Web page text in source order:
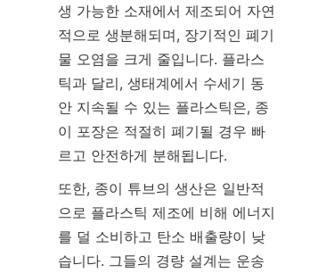
생 가능한 소재에서 제조되어 자연
적으로 생분해되며, 장기적인 폐기
물 오염을 크게 줄입니다. 플라스
틱과 달리, 생태계에서 수세기 동
안 지속될 수 있는 플라스틱은, 종
이 포장은 적절히 폐기될 경우 빠
르고 안전하게 분해됩니다.
또한, 종이 튜브의 생산은 일반적
으로 플라스틱 제조에 비해 에너지
를 덜 소비하고 탄소 배출량이 낮
습니다. 그들의 경량 설계는 운송